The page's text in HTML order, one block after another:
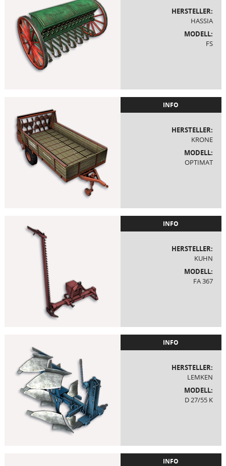
HERSTELLER:
HASSIA
MODELL:
FS
INFO
HERSTELLER:
KRONE
MODELL:
OPTIMAT
INFO
HERSTELLER:
KUHN
MODELL:
FA 367
INFO
HERSTELLER:
LEMKEN
MODELL:
D 27/55 K
INFO